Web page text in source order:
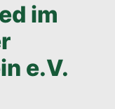
im
e.V.